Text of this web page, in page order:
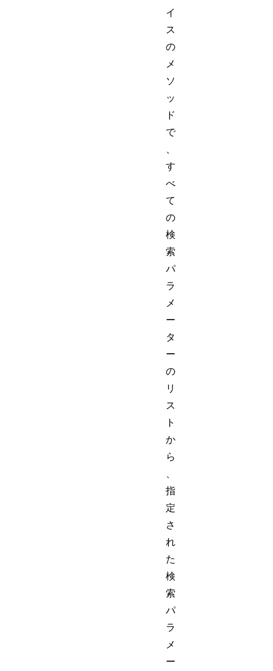
イ
ス
の
メ
ソ
ッ
ド
で
、
す
べ
て
の
検
索
パ
ラ
メ
ー
タ
ー
の
リ
ス
ト
か
ら
、
指
定
さ
れ
た
検
索
パ
ラ
メ
ー